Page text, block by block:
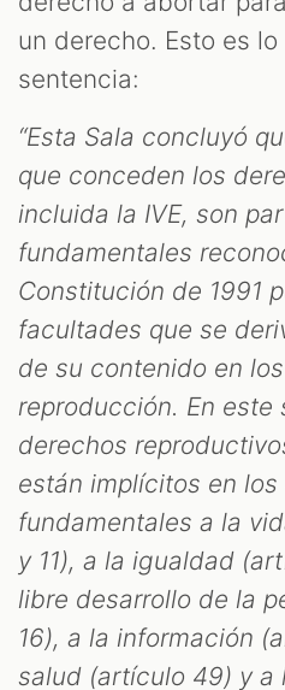
un derecho. Esto es
sentencia:
“Esta Sala concluyó
que conceden los
incluida la IVE, son
fundamentales
Constitución de 1991
facultades que se
de su contenido en
reproducción. En este
derechos
están implícitos en
fundamentales a la
y 11), a la igualdad
libre desarrollo de la
16), a la información
salud (artículo 49) y a